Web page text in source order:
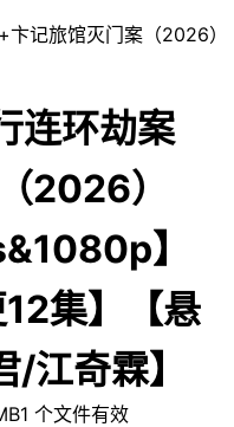
记旅馆灭门案（2026）
连环劫案
2026）
】
12集】【悬
江奇霖】
1 个文件有效